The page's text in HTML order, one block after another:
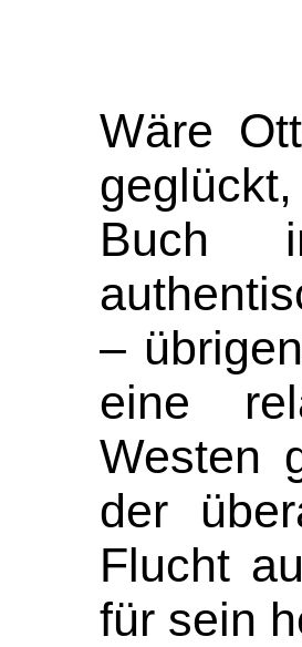
Wäre
Buch
–
eine
Westen
der
Flucht
für sein